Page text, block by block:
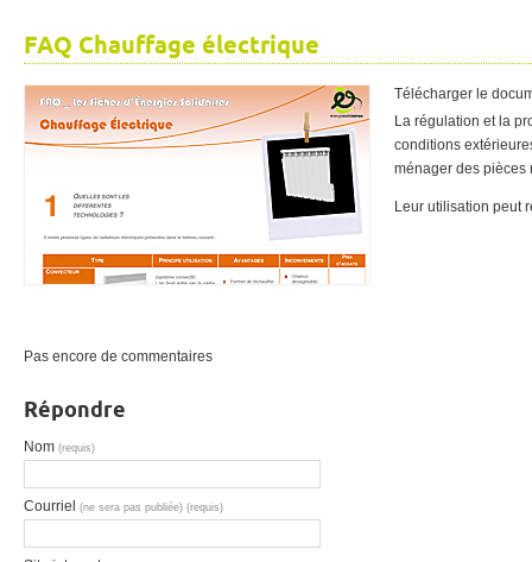
FAQ Chauffage électrique
Télécharger le
La régulation et la
conditions
ménager des pièces
Leur utilisation peut
Pas encore de commentaires
Répondre
Nom (requis)
Courriel (ne sera pas publiée) (requis)